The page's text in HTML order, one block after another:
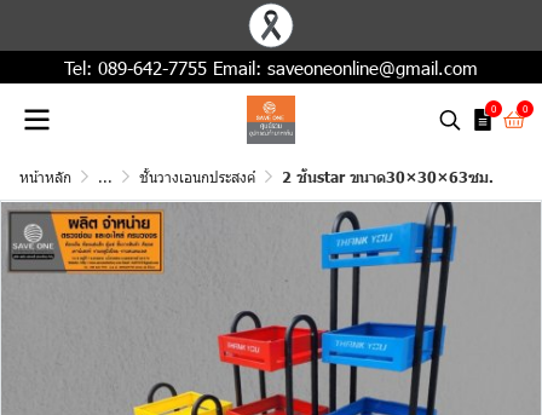
Tel: 089-642-7755 Email: saveoneonline@gmail.com
0 0
หน้าหลัก ... ชั้นวางเอนกประสงค์ 2 ชั้นstar ขนาด30×30×63ซม.